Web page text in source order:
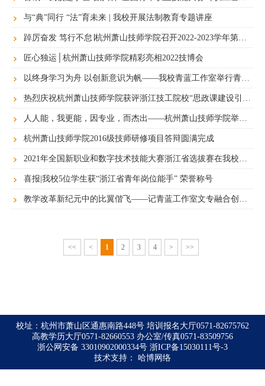
与“典”同行 “法”育未来 | 我校开展法制教育专题讲座
匠心独运│杭州萧山技师学院精彩亮相2022技博会
杭州萧山技师学院2016级技师研修项目答辩圆满完成
喜报|我校5位学生获“浙江省青年岗位能手” 荣誉称号
<< < 1 2 3 4 > >>
校址：杭州市萧山区通惠南路448号 培训报名大厅0571-82675762
高教学历大厅0571-82660553 办公室/传真0571-83509756
浙公网安备 33010902000334号 浙ICP备15030111号-3
技术支持： 哈博网络